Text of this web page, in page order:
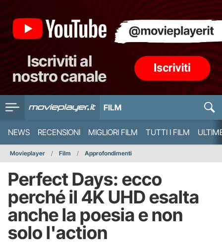
FILM
NEWS RECENSIONI MIGLIORI FILM TUTTI I FILM
Movieplayer Film Approfondimenti
Perfect Days: ecco
perché il 4K UHD esalta
anche la poesia e non
solo l'action